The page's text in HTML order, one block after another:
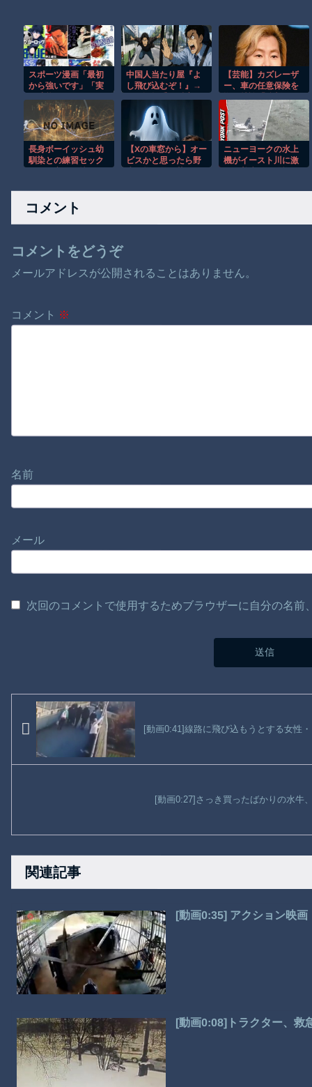
スポーツ漫画「最初
から強いです」「実
た」「他競技からの
転向です」
中国人当たり屋『よ
し飛び込むぞ！』→
強すぎて吹いたｗ
【芸能】カズレーザ
ー、車の任意保険を
よ！」「保険にも入
れないヤツは運転す
んなよ」
長身ボーイッシュ幼
馴染との練習セック
【Xの車窓から】オー
ビスかと思ったら野
ニューヨークの水上
機がイースト川に激
コメント
コメントをどうぞ
メールアドレスが公開されることはありません。
コメント ※
名前
メール
次回のコメントで使用するためブラウザーに自分の名
[動画0:41]線路に飛び込もうとする女性
[動画0:27]さっき買ったばかりの水牛
関連記事
[動画0:35] アクション映
[動画0:08]トラクター、救